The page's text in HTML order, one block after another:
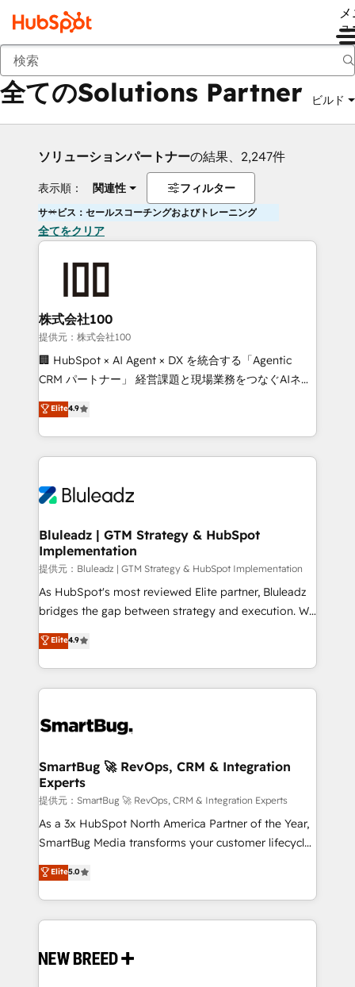
ュ
戻る
全てのSolutions Partner ビルド
ソリューションパートナーの結果、2,247件
表示順： 関連性 フィルター
サービス：セールスコーチングおよびトレーニング
全てをクリア
株式会社100
提供元：株式会社100
🏢 HubSpot × AI Agent × DX を統合する「Agentic
CRM パートナー」 経営課題と現場業務をつなぐAIネイ
ティブ・エージェンシーとして、HubSpot Eliteの実装
力で顧客フロント業務を再設計します。 💡 100inc は何
をする会社か？ HubSpotを共通基盤に、AIエージェン
トを組み込んだ顧客フロント業務（マーケティング・営
ィブ・エージェンシーです。事業部・グループ会社・部
を、CRMを軸とした全社共通基盤に再構築します。意
思決定者・PMO・現場担当者に並走します。 1️⃣
HubSpot導入・活用支援 顧客データの一元化から、
GTMの見える化・自動化まで。全Hub統合運用、デー
タ品質設計、グループ横断のCRM統合に対応します。
の一部をAIが自律実行する組織への移行を設計・実装。
Breeze・Claude等をHubSpotと連携させ、役割定義・
革を、構想から実装・定着までPMOとして主導。「設
の統合・浸透・変革管理を実行します。 ▸ CMS戦略設
計・構築：リード獲得・CVR・SEOを前提にした情報設
計・導線設計・テンプレート設計をContent Hubで一体
提供。 ▸ 既存CRM・MAからの移行支援：Salesforce・
Marketo・Pardot等からの移行、カスタム設計、履歴
Perplexity等のAI検索からの流入・引用を前提にコンテ
ンツとサイト構造を最適化。 🏆 なぜ100incを選ぶの
ISO9001:2015 取得 ✓ 400社以上の導入実績 ✓
HubSpot大百科 出版 CRM・AI活用に関するご相談、現
Elite4.9
Bluleadz | GTM Strategy & HubSpot
Implementation
提供元：Bluleadz | GTM Strategy & HubSpot Implementation
As HubSpot's most reviewed Elite partner, Bluleadz
bridges the gap between strategy and execution. We
don't just "set up tools" — we install the GTM
Operating System (GTM OS) to align your leadership
and engineer a portal that drives predictable
revenue velocity. 🚀 GTM Strategy & Alignment
stalling growth. Fix your ICP, Math, and Story to stop
Scalable Architecture: Zero-technical-debt setup
across all Hubs, validated by our 7 HubSpot
Accreditations. AI-Powered RevOps: Breeze AI,
custom AI agents, and high-integrity migrations for
total reporting clarity. Security & Compliance: SOC 2
security. 🏆 Why Bluleadz? GTM OS Partner | 16+
Years Experience | 1,000+ Five-Star Reviews
Elite4.9
SmartBug 🚀 RevOps, CRM & Integration
Experts
提供元：SmartBug 🚀 RevOps, CRM & Integration Experts
As a 3x HubSpot North America Partner of the Year,
SmartBug Media transforms your customer lifecycle
into a revenue engine. Our unified ecosystem
includes specialized divisions Globalia (AI &
Software) and Point Success Media (Paid Media),
making this the official home for all three brands. 🔄
and system integrations powered by Globalia’s
Elite5.0